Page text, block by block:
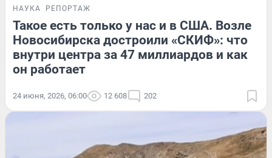
НАУКА РЕПОРТАЖ
Такое есть только у нас и в США. Возле
Новосибирска достроили «СКИФ»: что
внутри центра за 47 миллиардов и как
он работает
24 июня, 2026, 06:00 12 608 202